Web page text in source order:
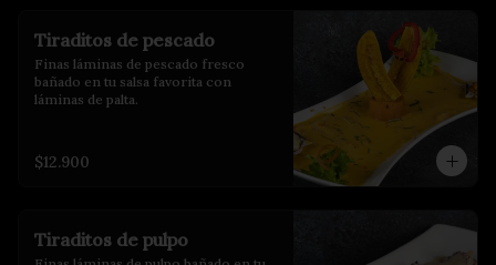
Tiraditos de pescado
Finas láminas de pescado fresco
bañado en tu salsa favorita con
láminas de palta.
$12.900
Tiraditos de pulpo